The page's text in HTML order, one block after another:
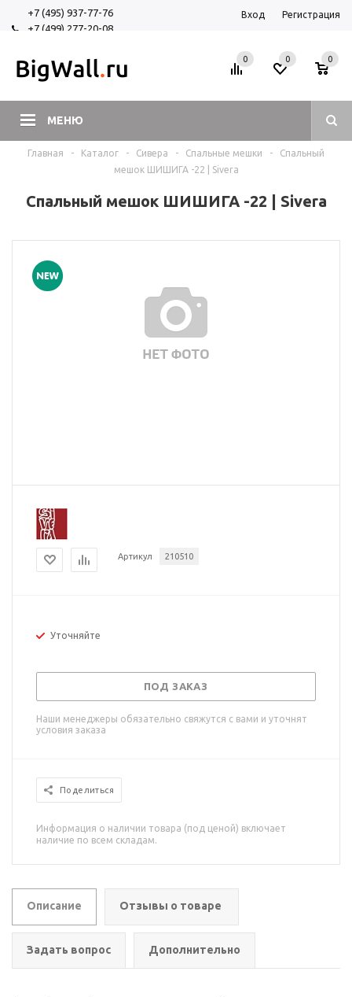
+7 (495) 937-77-76
+7 (499) 277-20-08
Вход Регистрация
МЕНЮ
0 0
0
Главная - Каталог - Сивера - Спальные мешки -
Спальный
мешок ШИШИГА -22 | Sivera
Спальный мешок ШИШИГА -22 | Sivera
Артикул 210510
Уточняйте
ПОД ЗАКАЗ
Наши менеджеры обязательно свяжутся с вами и уточнят
условия заказа
Поделиться
Информация о наличии товара (под ценой) включает
наличие по всем складам.
Описание Отзывы о товаре
Задать вопрос Дополнительно